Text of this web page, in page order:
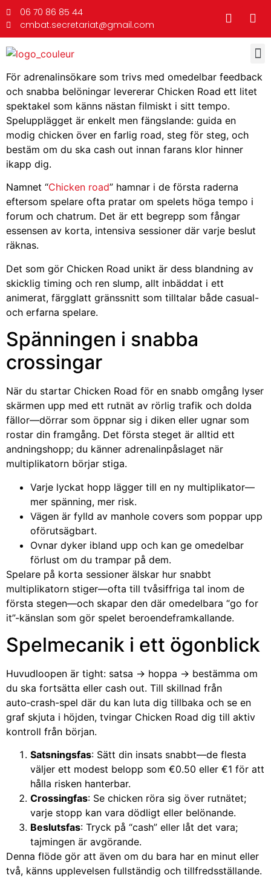
06 70 86 85 44
cmbat.secretariat@gmail.com
För adrenalinsökare som trivs med omedelbar feedback
och snabba belöningar levererar Chicken Road ett litet
spektakel som känns nästan filmiskt i sitt tempo.
Spelupplägget är enkelt men fängslande: guida en
modig chicken över en farlig road, steg för steg, och
bestäm om du ska cash out innan farans klor hinner
ikapp dig.
Namnet “Chicken road” hamnar i de första raderna
eftersom spelare ofta pratar om spelets höga tempo i
forum och chatrum. Det är ett begrepp som fångar
essensen av korta, intensiva sessioner där varje beslut
räknas.
Det som gör Chicken Road unikt är dess blandning av
skicklig timing och ren slump, allt inbäddat i ett
animerat, färgglatt gränssnitt som tilltalar både casual-
och erfarna spelare.
Spänningen i snabba
crossingar
När du startar Chicken Road för en snabb omgång lyser
skärmen upp med ett rutnät av rörlig trafik och dolda
fällor—dörrar som öppnar sig i diken eller ugnar som
rostar din framgång. Det första steget är alltid ett
andningshopp; du känner adrenalinpåslaget när
multiplikatorn börjar stiga.
Varje lyckat hopp lägger till en ny multiplikator—
mer spänning, mer risk.
Vägen är fylld av manhole covers som poppar upp
oförutsägbart.
Ovnar dyker ibland upp och kan ge omedelbar
förlust om du trampar på dem.
Spelare på korta sessioner älskar hur snabbt
multiplikatorn stiger—ofta till tvåsiffriga tal inom de
första stegen—och skapar den där omedelbara “go for
it”-känslan som gör spelet beroendeframkallande.
Spelmecanik i ett ögonblick
Huvudloopen är tight: satsa → hoppa → bestämma om
du ska fortsätta eller cash out. Till skillnad från
auto‑crash-spel där du kan luta dig tillbaka och se en
graf skjuta i höjden, tvingar Chicken Road dig till aktiv
kontroll från början.
Satsningsfas: Sätt din insats snabbt—de flesta
väljer ett modest belopp som €0.50 eller €1 för att
hålla risken hanterbar.
Crossingfas: Se chicken röra sig över rutnätet;
varje stopp kan vara dödligt eller belönande.
Beslutsfas: Tryck på “cash” eller låt det vara;
tajmingen är avgörande.
Denna flöde gör att även om du bara har en minut eller
två, känns upplevelsen fullständig och tillfredsställande.